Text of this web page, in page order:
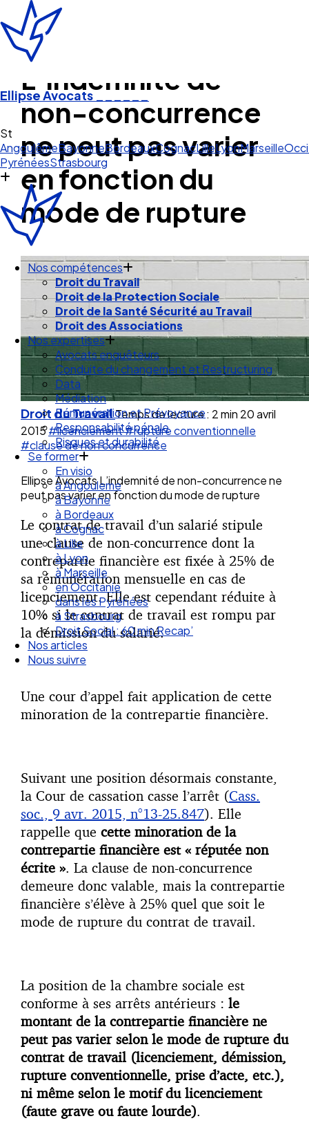
Ellipse Avocats______
Angoulême Lyon
PyrénéesStrasbourg
Nos compétences
Droit du Travail
Droit de la Protection Sociale
Droit de la Santé Sécurité au Travail
Droit des Associations
Nos expertises
Avocats enquêteurs
Conduite du changement et Restructuring
Data
Médiation
Rémunération et Prévoyance
Responsabilité pénale
Risques et durabilité
Se former
En visio
à Angouleme
à Bayonne
à Bordeaux
à Cognac
à Lille
à Lyon
à Marseille
en Occitanie
dans les Pyrénées
à Strasbourg
Droit Social : 60 min Recap’
Nos articles
Nous suivre
L’indemnité de
non-concurrence
ne peut pas varier
en fonction du
mode de rupture
Droit du TravailTemps de lecture : 2 min 20 avril
2015#licenciement#rupture conventionnelle
#clause de non concurrence
Ellipse Avocats L’indemnité de non-concurrence ne
peut pas varier en fonction du mode de rupture
Le contrat de travail d’un salarié stipule
une clause de non-concurrence dont la
contrepartie financière est fixée à 25% de
sa rémunération mensuelle en cas de
licenciement. Elle est cependant réduite à
10% si le contrat de travail est rompu par
la démission du salarié.
Une cour d’appel fait application de cette
minoration de la contrepartie financière.
Suivant une position désormais constante,
la Cour de cassation casse l’arrêt (Cass.
soc., 9 avr. 2015, n°13-25.847). Elle
rappelle que cette minoration de la
contrepartie financière est « réputée non
écrite ». La clause de non-concurrence
demeure donc valable, mais la contrepartie
financière s’élève à 25% quel que soit le
mode de rupture du contrat de travail.
La position de la chambre sociale est
conforme à ses arrêts antérieurs : le
montant de la contrepartie financière ne
peut pas varier selon le mode de rupture du
contrat de travail (licenciement, démission,
rupture conventionnelle, prise d’acte, etc.),
ni même selon le motif du licenciement
(faute grave ou faute lourde).